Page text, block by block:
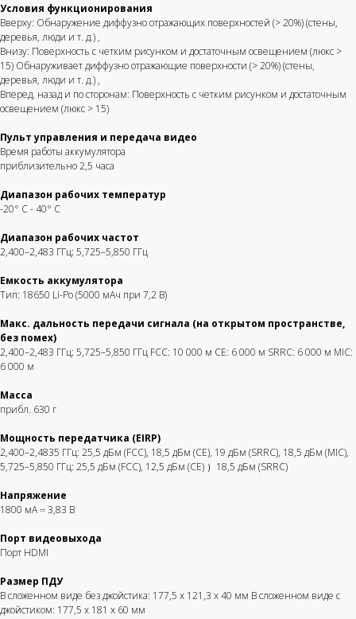
Условия функционирования
Вверху: Обнаружение диффузно отражающих поверхностей (> 20%) (стены,
деревья, люди и т. д.) ,
Внизу: Поверхность с четким рисунком и достаточным освещением (люкс >
15) Обнаруживает диффузно отражающие поверхности (> 20%) (стены,
деревья, люди и т. д.) ,
Вперед, назад и по сторонам: Поверхность с четким рисунком и достаточным
освещением (люкс > 15)
Пульт управления и передача видео
Время работы аккумулятора
приблизительно 2,5 часа
Диапазон рабочих температур
-20° С - 40° С
Диапазон рабочих частот
2,400–2,483 ГГц; 5,725–5,850 ГГц
Емкость аккумулятора
Тип: 18650 Li-Po (5000 мАч при 7,2 В)
Макс. дальность передачи сигнала (на открытом пространстве,
без помех)
2,400–2,483 ГГц; 5,725–5,850 ГГц FCC: 10 000 м CE: 6 000 м SRRC: 6 000 м MIC:
6 000 м
Масса
прибл. 630 г
Мощность передатчика (EIRP)
2,400–2,4835 ГГц: 25,5 дБм (FCC), 18,5 дБм (CE), 19 дБм (SRRC), 18,5 дБм (MIC),
5,725–5,850 ГГц: 25,5 дБм (FCC), 12,5 дБм (CE) ）18,5 дБм (SRRC)
Напряжение
1800 мА ⎓ 3,83 В
Порт видеовыхода
Порт HDMI
Размер ПДУ
В сложенном виде без джойстика: 177,5 x 121,3 x 40 мм В сложенном виде с
джойстиком: 177,5 x 181 x 60 мм
предложение
Корзина
ИНН 550611951647, ОГРН 322554300022804
+7 (495) 211-11-07
info@dji-market.ru
2025
Камеры
Аксессуары
Блог
5.0
Получите коммерческое
предложение